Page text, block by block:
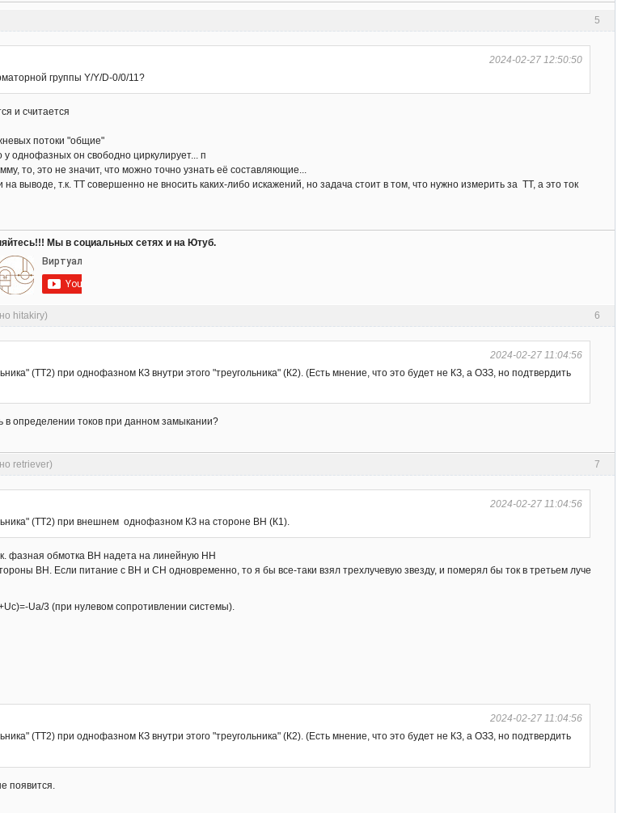
5
2024-02-27 12:50:50
группы Y/Y/D-0/0/11?
и считается
потоки "общие"
у однофазных он свободно циркулирует... п
то, это не значит, что можно точно узнать её составляющие...
выводе, т.к. ТТ совершенно не вносить каких-либо искажений, но задача стоит в том, что нужно измерить за ТТ, а это ток
Мы в социальных сетях и на Ютуб.
6
hitakiry)
2024-02-27 11:04:56
(ТТ2) при однофазном КЗ внутри этого "треугольника" (К2). (Есть мнение, что это будет не КЗ, а ОЗЗ, но подтвердить
в определении токов при данном замыкании?
7
retriever)
2024-02-27 11:04:56
(ТТ2) при внешнем однофазном КЗ на стороне ВН (К1).
фазная обмотка ВН надета на линейную НН
ВН. Если питание с ВН и СН одновременно, то я бы все-таки взял трехлучевую звезду, и померял бы ток в третьем луче
Ua/3 (при нулевом сопротивлении системы).
2024-02-27 11:04:56
(ТТ2) при однофазном КЗ внутри этого "треугольника" (К2). (Есть мнение, что это будет не КЗ, а ОЗЗ, но подтвердить
появится.